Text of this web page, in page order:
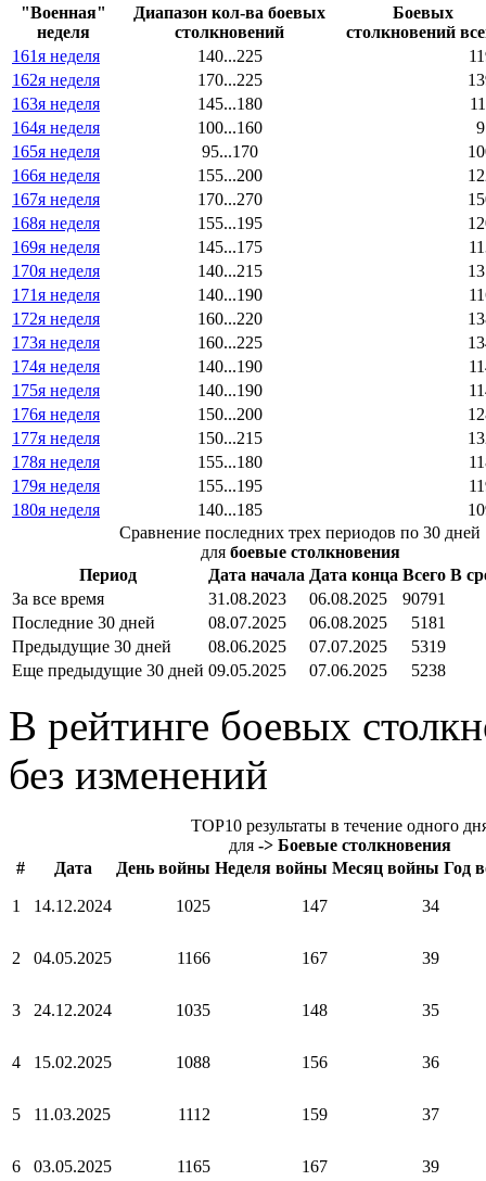
"Военная"
неделя
Диапазон кол-ва боевых
столкновений
Боевых
столкновений
161я неделя
140...225
162я неделя
170...225
163я неделя
145...180
164я неделя
100...160
165я неделя
95...170
166я неделя
155...200
167я неделя
170...270
168я неделя
155...195
169я неделя
145...175
170я неделя
140...215
171я неделя
140...190
172я неделя
160...220
173я неделя
160...225
174я неделя
140...190
175я неделя
140...190
176я неделя
150...200
177я неделя
150...215
178я неделя
155...180
179я неделя
155...195
180я неделя
140...185
Сравнение последних трех периодов по 30 дней
для боевые столкновения
Период
Дата начала Дата конца Всего В
За все время
31.08.2023 06.08.2025
90791
Последние 30 дней
08.07.2025 06.08.2025
5181
Предыдущие 30 дней
08.06.2025 07.07.2025
5319
Еще предыдущие 30 дней 09.05.2025 07.06.2025 5238
В рейтинге боевых
без изменений
TOP10 результаты в течение одного
для -> Боевые столкновения
#
Дата День войны Неделя войны Месяц войны Год
1 14.12.2024 1025 147 34
2 04.05.2025 1166 167 39
3 24.12.2024 1035 148 35
4 15.02.2025 1088 156 36
5 11.03.2025 1112 159 37
6 03.05.2025 1165 167 39